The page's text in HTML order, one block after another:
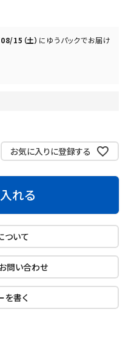
15（土） に ゆうパックでお届け
お気に入りに登録する
れる
ついて
問い合わせ
を書く